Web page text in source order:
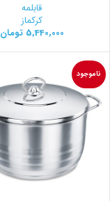
قابلمه
کرکماز
5,440,000 تومان
ناموجود